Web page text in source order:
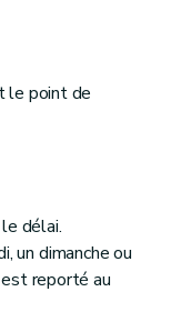
structure et d'un règlement communal d'urbanisme
régime de décentralisation
le point de
délai.
un dimanche ou
reporté au